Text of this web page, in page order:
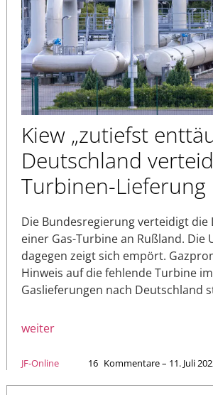
Kiew „zutiefst
Deutschland
Turbinen-Lieferung
Die Bundesregierung verteidigt die
einer Gas-Turbine an Rußland. Die
dagegen zeigt sich empört.
Hinweis auf die fehlende Turbine
Gaslieferungen nach Deutschland
weiter
JF-Online 16 Kommentare – 11. Juli